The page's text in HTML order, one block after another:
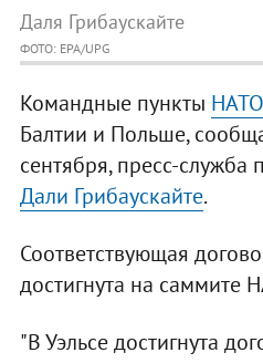
Даля Грибаускайте
ФОТО: EPA/UPG
Командные пункты НАТО
Балтии и Польше,
сентября, пресс-служба
Дали Грибаускайте.
Соответствующая
достигнута на саммите
"В Уэльсе достигнута